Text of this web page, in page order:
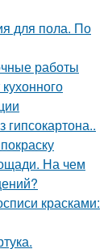
для пола. По
работы
гипсокартона..
На чем
красками: